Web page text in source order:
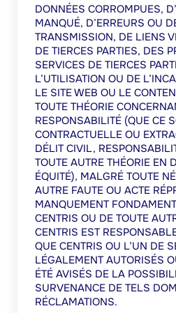
DONNÉES CORROMPUES,
MANQUÉ, D’ERREURS OU
TRANSMISSION, DE LIENS
DE TIERCES PARTIES, DES
SERVICES DE TIERCES
L’UTILISATION OU DE
LE SITE WEB OU LE
TOUTE THÉORIE
RESPONSABILITÉ (QUE CE
CONTRACTUELLE OU
DÉLIT CIVIL,
TOUTE AUTRE THÉORIE EN
ÉQUITÉ), MALGRÉ TOUTE
AUTRE FAUTE OU ACTE
MANQUEMENT
CENTRIS OU DE TOUTE
CENTRIS EST
QUE CENTRIS OU L’UN DE
LÉGALEMENT AUTORISÉS
ÉTÉ AVISÉS DE LA
SURVENANCE DE TELS
RÉCLAMATIONS.